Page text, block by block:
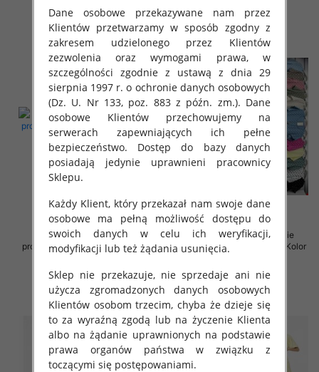
szczegóły
Sukienki damskie (Włoskie
produkt) Roz Standard, Mix Kolor
Paczka 5 szt
35.00 zł
szczegóły
Sukienki damskie (Włoskie
produkt) Roz Standard, Mix Kolor
36.00 zł
szczegóły
Dane osobowe przekazywane nam przez
Klientów przetwarzamy w sposób zgodny z
zakresem udzielonego przez Klientów
zezwolenia oraz wymogami prawa, w
szczególności zgodnie z ustawą z dnia 29
sierpnia 1997 r. o ochronie danych osobowych
(Dz. U. Nr 133, poz. 883 z późn. zm.). Dane
osobowe Klientów przechowujemy na
serwerach zapewniających ich pełne
bezpieczeństwo. Dostęp do bazy danych
posiadają jedynie uprawnieni pracownicy
Sklepu.
Każdy Klient, który przekazał nam swoje dane
osobowe ma pełną możliwość dostępu do
swoich danych w celu ich weryfikacji,
modyfikacji lub też żądania usunięcia.
Sklep nie przekazuje, nie sprzedaje ani nie
użycza zgromadzonych danych osobowych
Klientów osobom trzecim, chyba że dzieje się
to za wyraźną zgodą lub na życzenie Klienta
albo na żądanie uprawnionych na podstawie
prawa organów państwa w związku z
toczącymi się postępowaniami.